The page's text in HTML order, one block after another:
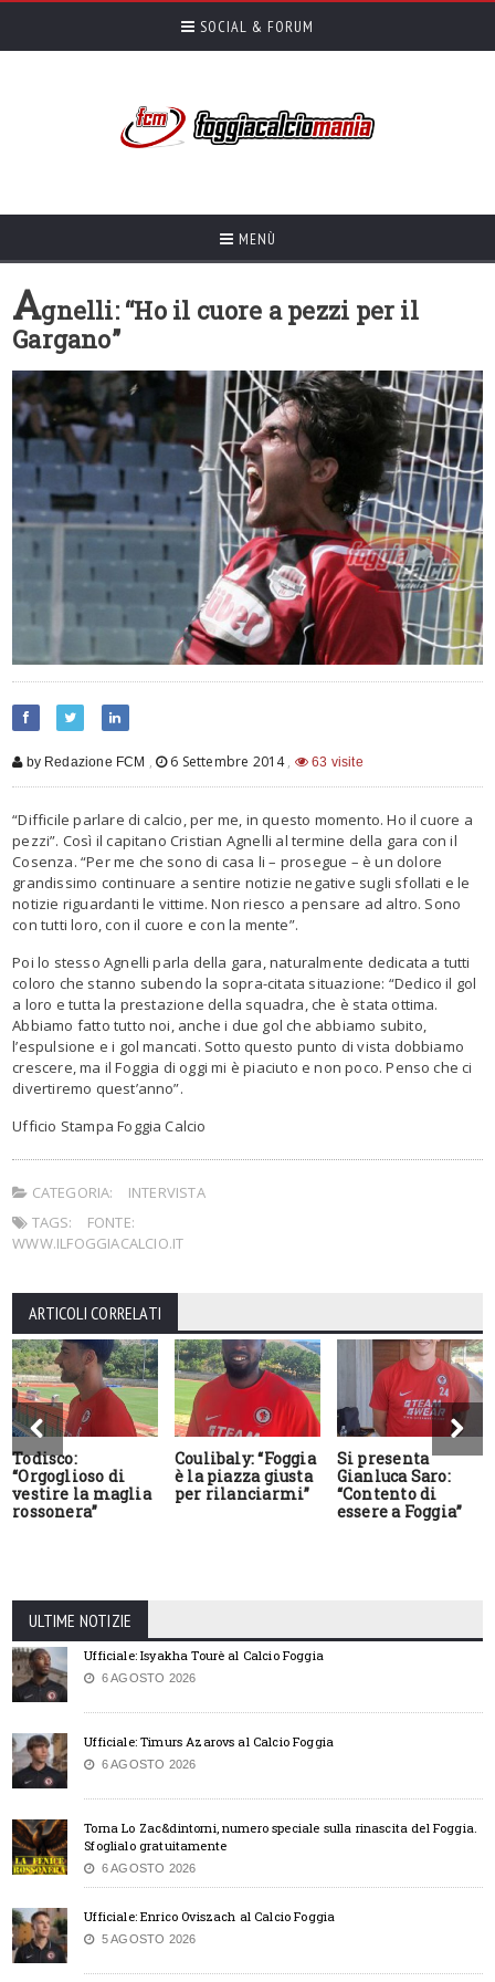
SOCIAL & FORUM
MENÙ
Agnelli: “Ho il cuore a pezzi per il
Gargano”
by Redazione FCM , 6 Settembre 2014, 63 visite
“Difficile parlare di calcio, per me, in questo momento. Ho il cuore a
pezzi”. Così il capitano Cristian Agnelli al termine della gara con il
Cosenza. “Per me che sono di casa li – prosegue – è un dolore
grandissimo continuare a sentire notizie negative sugli sfollati e le
notizie riguardanti le vittime. Non riesco a pensare ad altro. Sono
con tutti loro, con il cuore e con la mente”.
Poi lo stesso Agnelli parla della gara, naturalmente dedicata a tutti
coloro che stanno subendo la sopra-citata situazione: “Dedico il gol
a loro e tutta la prestazione della squadra, che è stata ottima.
Abbiamo fatto tutto noi, anche i due gol che abbiamo subito,
l’espulsione e i gol mancati. Sotto questo punto di vista dobbiamo
crescere, ma il Foggia di oggi mi è piaciuto e non poco. Penso che ci
divertiremo quest’anno”.
Ufficio Stampa Foggia Calcio
CATEGORIA:
INTERVISTA
TAGS:
FONTE:
WWW.ILFOGGIACALCIO.IT
ARTICOLI CORRELATI
Todisco:
“Orgoglioso di
vestire la maglia
rossonera”
Coulibaly: “Foggia
è la piazza giusta
per rilanciarmi”
Si presenta
Gianluca Saro:
“Contento di
essere a Foggia”
ULTIME NOTIZIE
Ufficiale: Isyakha Tourè al Calcio Foggia
6 AGOSTO 2026
Ufficiale: Timurs Azarovs al Calcio Foggia
6 AGOSTO 2026
Torna Lo Zac&dintorni, numero speciale sulla rinascita del Foggia.
Sfoglialo gratuitamente
6 AGOSTO 2026
Ufficiale: Enrico Oviszach al Calcio Foggia
5 AGOSTO 2026